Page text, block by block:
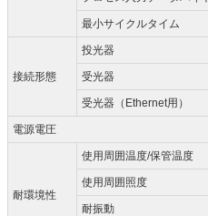
最小サイクルタイム
接続形態
投光器
受光器
受光器（Ethernet用）
電源電圧
耐環境性
使用周囲温度/保管温度
使用周囲照度
耐振動